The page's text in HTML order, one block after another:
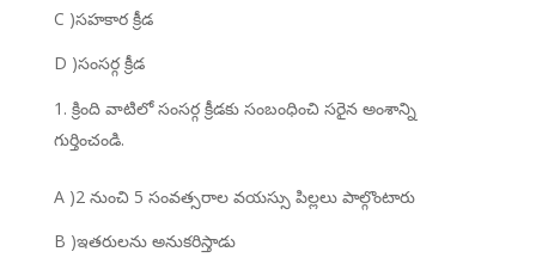
C )సహకార క్రీడ
D )సంసర్గ క్రీడ
క్రింది వాటిలో సంసర్గ క్రీడకు సంబంధించి సరైన అంశాన్ని
గుర్తించండి.
A )2 నుంచి 5 సంవత్సరాల వయస్సు పిల్లలు పాల్గొంటారు
B )ఇతరులను అనుకరిస్తాడు